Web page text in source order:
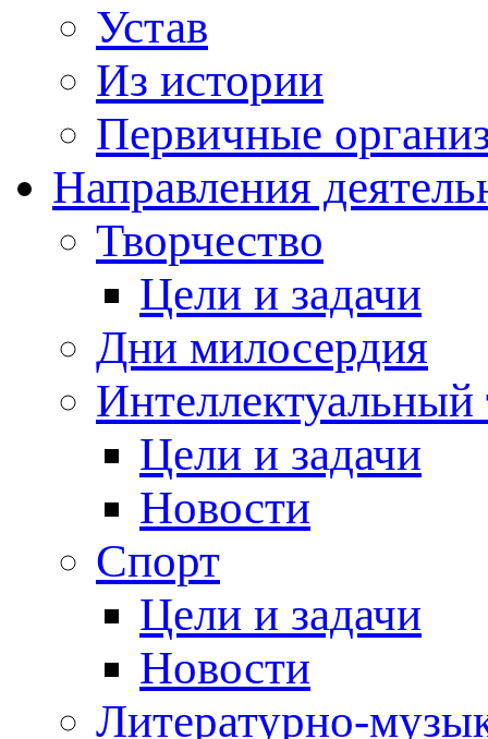
Устав
Из истории
Первичные
Направления
Творчество
Цели и задачи
Дни милосердия
Интеллектуальный
Цели и задачи
Новости
Спорт
Цели и задачи
Новости
Литературно-